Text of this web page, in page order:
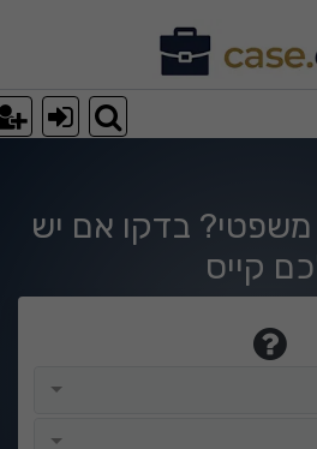
משפטי? בדקו אם יש
קייס